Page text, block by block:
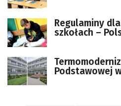
Regulaminy
szkołach –
Podstawowej